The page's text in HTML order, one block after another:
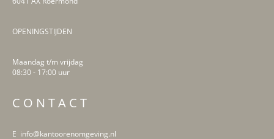
OPENINGSTIJDEN
Maandag t/m vrijdag
08:30 - 17:00 uur
C O N T A C T
E info@kantoorenomgeving.nl
LinkedIn
Facebook
Instagram
Pinterest